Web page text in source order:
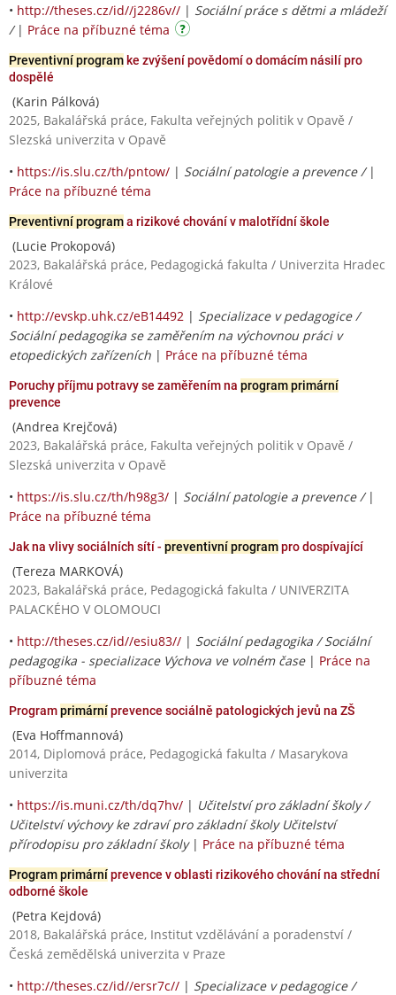
• http://theses.cz/id//j2286v// | Sociální práce s dětmi a mládeží
/ | Práce na příbuzné téma
Preventivní program ke zvýšení povědomí o domácím násilí pro
dospělé
(Karin Pálková)
2025, Bakalářská práce, Fakulta veřejných politik v Opavě /
Slezská univerzita v Opavě
• https://is.slu.cz/th/pntow/ | Sociální patologie a prevence / |
Práce na příbuzné téma
Preventivní programa rizikové chování v malotřídní škole
(Lucie Prokopová)
2023, Bakalářská práce, Pedagogická fakulta / Univerzita Hradec
Králové
• http://evskp.uhk.cz/eB14492 | Specializace v pedagogice /
Sociální pedagogika se zaměřením na výchovnou práci v
etopedických zařízeních | Práce na příbuzné téma
Poruchy příjmu potravy se zaměřením na program primární
prevence
(Andrea Krejčová)
2023, Bakalářská práce, Fakulta veřejných politik v Opavě /
Slezská univerzita v Opavě
• https://is.slu.cz/th/h98g3/ | Sociální patologie a prevence / |
Práce na příbuzné téma
Jak na vlivy sociálních sítí - preventivní programpro dospívající
(Tereza MARKOVÁ)
2023, Bakalářská práce, Pedagogická fakulta / UNIVERZITA
PALACKÉHO V OLOMOUCI
• http://theses.cz/id//esiu83// | Sociální pedagogika / Sociální
pedagogika - specializace Výchova ve volném čase| Práce na
příbuzné téma
Programprimárníprevence sociálně patologických jevů na ZŠ
(Eva Hoffmannová)
2014, Diplomová práce, Pedagogická fakulta / Masarykova
univerzita
• https://is.muni.cz/th/dq7hv/ | Učitelství pro základní školy /
Učitelství výchovy ke zdraví pro základní školy Učitelství
přírodopisu pro základní školy| Práce na příbuzné téma
Program primárníprevence v oblasti rizikového chování na střední
odborné škole
(Petra Kejdová)
2018, Bakalářská práce, Institut vzdělávání a poradenství /
Česká zemědělská univerzita v Praze
• http://theses.cz/id//ersr7c// | Specializace v pedagogice /